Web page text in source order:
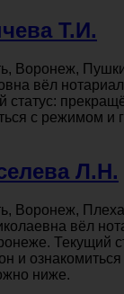
Т.И.
Воронеж,
вёл
с режимом и
Л.Н.
Воронеж,
вёл
Текущий
и
ниже.